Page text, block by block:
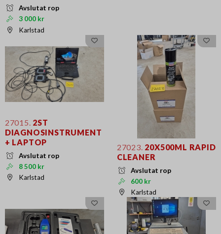
Avslutat rop
3 000 kr
Karlstad
27015. 2ST
DIAGNOSINSTRUMENT
+ LAPTOP
Avslutat rop
8 500 kr
Karlstad
27023. 20X500ML RAPID
CLEANER
Avslutat rop
600 kr
Karlstad